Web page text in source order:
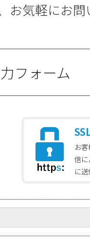
気軽にお問
フォーム
お
信に
に送